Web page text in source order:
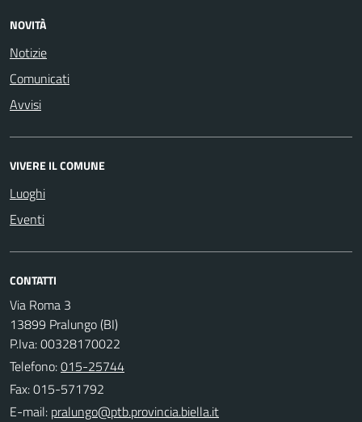
NOVITÀ
Notizie
Comunicati
Avvisi
VIVERE IL COMUNE
Luoghi
Eventi
CONTATTI
Via Roma 3
13899 Pralungo (BI)
P.Iva: 00328170022
Telefono:015-25744
Fax: 015-571792
E-mail: